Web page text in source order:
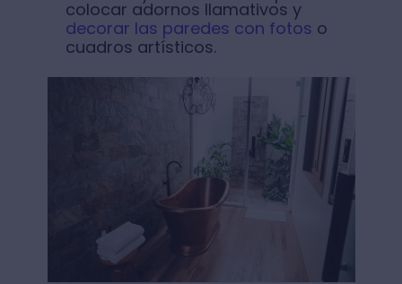
colocar adornos llamativos y
decorar las paredes con fotos o
cuadros artísticos.